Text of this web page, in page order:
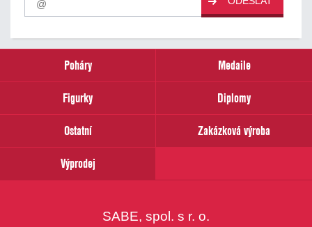
odběr
našich
email
Poháry
Medaile
Figurky
Diplomy
Ostatní
Zakázková výroba
Výprodej
SABE, spol. s r. o.